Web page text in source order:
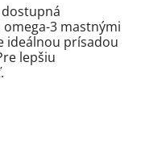
3 mastnými
ideálnou prísadou
lepšiu